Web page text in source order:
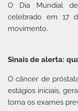
O Dia Mundial
celebrado em 17
movimento.
Sinais de alerta:
O câncer de
estágios iniciais,
torna os exames